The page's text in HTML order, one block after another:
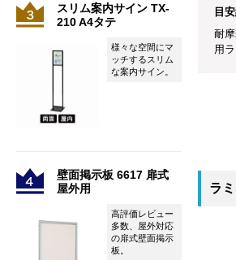
目
耐
用
ラ
スリム案内サイン TX-
210 A4タテ
様々な空間にマ
ッチするスリム
な案内サイン。
壁面掲示板 6617 扉式
屋外用
高評価レビュー
多数、屋外対応
の扉式壁面掲示
板。